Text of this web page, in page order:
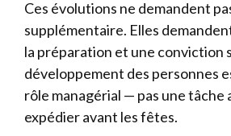
Ces évolutions ne demandent
supplémentaire. Elles
la préparation et une conviction
développement des personnes
rôle managérial — pas une tâche
expédier avant les fêtes.